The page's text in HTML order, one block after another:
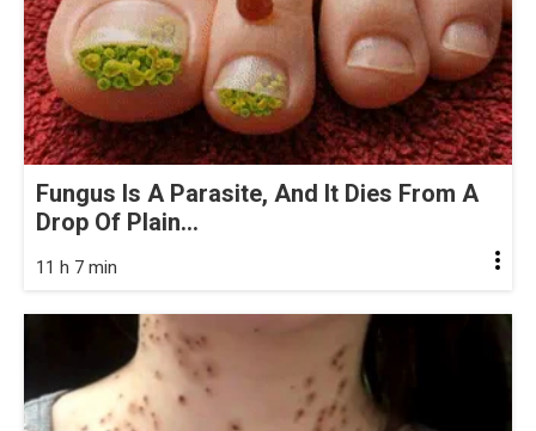
Fungus Is A Parasite, And It Dies From A
Drop Of Plain...
11 h 7 min